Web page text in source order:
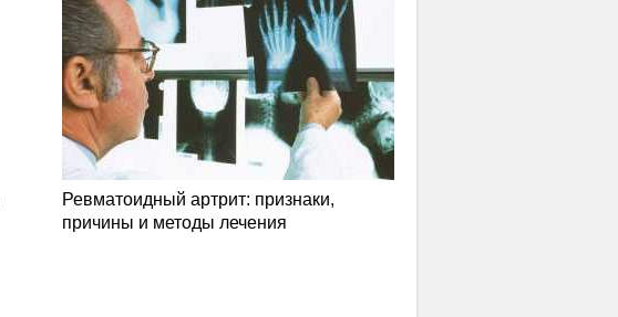
Ревматоидный артрит: признаки,
причины и методы лечения